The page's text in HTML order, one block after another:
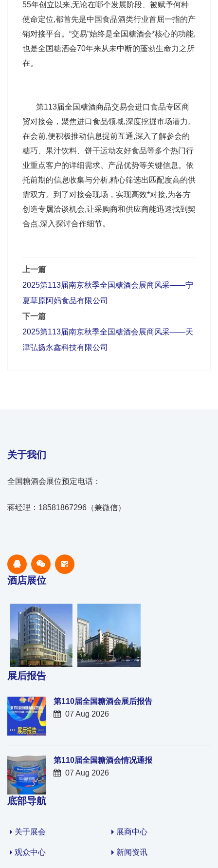
55年创立以来,无论在哪个发展阶段、被赋予何种
使命定位,都首先是中国食品酒类行业首屈一指的产
销对接平台。“交易”始终是全国糖酒会*核心的功能,
也是全国糖酒会70年来从未中断的蓬勃生命力之所
在。
第113届全国糖酒商品交易会进口食品专区商
贸对接会，聚焦进口食品领域,深度挖掘市场潜力。
在会前,便积极推动信息提前互通,深入了解参会的
糖巧、果汁饮料、饼干运动友好食品等多个热门行
业重点客户的详细需求、产品优势等关键信息。依
托前期的信息收集与分析,精心筛选出匹配度高的供
需双方。到了对接会现场，实现高效*对接,为各方
创造专属洽谈机会,让采购商和供应商能迅速找到契
合点,深入探讨合作细节。
上一篇
2025第113届南京秋季全国糖酒会展商风采——宁
夏草原阿妈食品有限公司
下一篇
2025第113届南京秋季全国糖酒会展商风采——天
津弘扬永鑫科技有限公司
关于我们
全国糖酒会展位预定电话：
蒋经理：18581867296（兼微信）
酒店展位
展后报告
第110届全国糖酒会展后报告
07 Aug 2026
第110届全国糖酒会情况通报
07 Aug 2026
底部导航
关于展会 展商中心
观众中心 新闻资讯